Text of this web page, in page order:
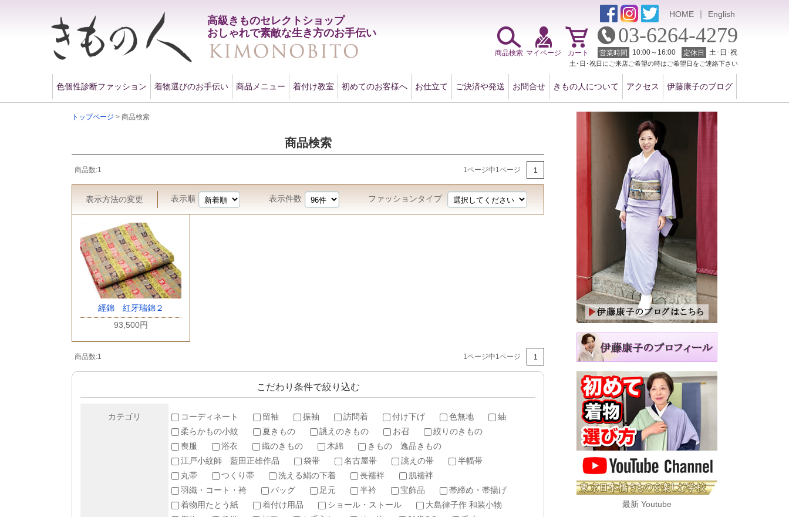
高級きものセレクトショップ
おしゃれで素敵な生き方のお手伝い
HOME ｜ English
色個性診断ファッション 着物選びのお手伝い 商品メニュー 着付け教室 初めてのお客様へ お仕立て ご決済や発送 お問合せ きもの人について アクセス 伊藤康子のブログ
商品検索 マイページ カート
03-6264-4279
営業時間 10:00～16:00 定休日 土･日･祝
土･日･祝日にご来店ご希望の時はご希望日をご連絡下さい
トップページ > 商品検索
商品検索
商品数:1 1ページ中1ページ 1
表示方法の変更 表示順 表示件数 ファッションタイプ
經錦 紅牙瑞錦２
93,500円
商品数:1 1ページ中1ページ 1
こだわり条件で絞り込む
カテゴリ コーディネート 留袖 振袖 訪問着 付け下げ 色無地
紬
柔らかもの小紋
夏きもの 誂えのきもの お召
絞りのきもの
喪服
浴衣 織のきもの 木綿
きもの 逸品きもの
江戸小紋師 藍田正雄作品
袋帯 名古屋帯 誂えの帯
半幅帯
丸帯
つくり帯 洗える絹の下着 長襦袢
肌襦袢
羽織・コート・袴
バッグ 足元 半衿 宝飾品
帯締め・帯揚げ
着物用たとう紙
着付け用品 ショール・ストール
大島律子作 和装小物
最新 Youtube